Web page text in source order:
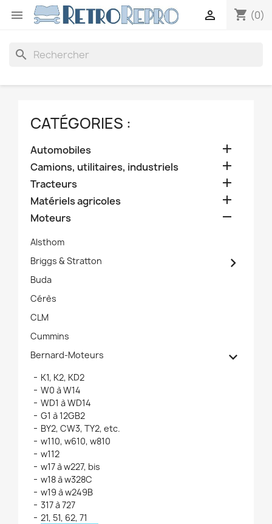
 shopping_cart (0)

search
CATÉGORIES :
Automobiles 
Camions, utilitaires, industriels 
Tracteurs 
Matériels agricoles 
Moteurs 
Alsthom
Briggs & Stratton

Buda
Cérès
CLM
Cummins
Bernard-Moteurs

K1, K2, KD2
W0 à W14
WD1 à WD14
G1 à 12GB2
BY2, CW3, TY2, etc.
w110, w610, w810
w112
w17 à w227, bis
w18 à w328C
w19 à w249B
317 à 727
21, 51, 62, 71